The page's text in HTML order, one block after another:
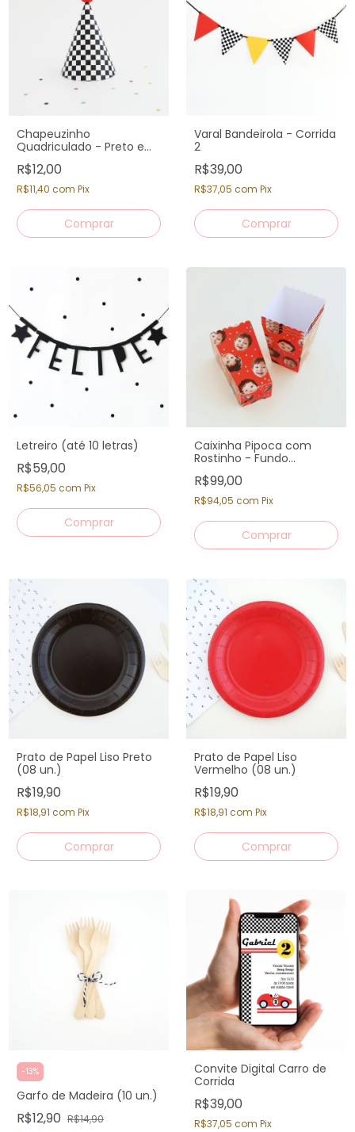
Chapeuzinho
Quadriculado - Preto e
Branco
R$12,00
R$11,40 com Pix
Varal Bandeirola - Corrida
2
R$39,00
R$37,05 com Pix
Letreiro (até 10 letras)
R$59,00
R$56,05 com Pix
Caixinha Pipoca com
Rostinho - Fundo
Vermelho (12 un)
R$99,00
R$94,05 com Pix
Prato de Papel Liso Preto
(08 un.)
R$19,90
R$18,91 com Pix
Prato de Papel Liso
Vermelho (08 un.)
R$19,90
R$18,91 com Pix
-13%
Garfo de Madeira (10 un.)
R$12,90 R$14,90
Convite Digital Carro de
Corrida
R$39,00
R$37,05 com Pix